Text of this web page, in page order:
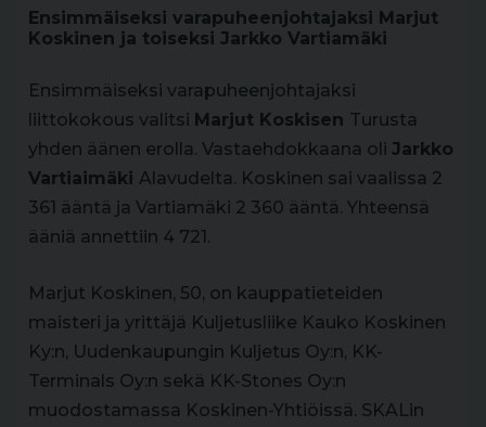
Ensimmäiseksi varapuheenjohtajaksi Marjut
Koskinen ja toiseksi Jarkko Vartiamäki
Ensimmäiseksi varapuheenjohtajaksi
liittokokous valitsi Marjut Koskisen Turusta
yhden äänen erolla. Vastaehdokkaana oli Jarkko
Vartiaimäki Alavudelta. Koskinen sai vaalissa 2
361 ääntä ja Vartiamäki 2 360 ääntä. Yhteensä
ääniä annettiin 4 721.
Marjut Koskinen, 50, on kauppatieteiden
maisteri ja yrittäjä Kuljetusliike Kauko Koskinen
Ky:n, Uudenkaupungin Kuljetus Oy:n, KK-
Terminals Oy:n sekä KK-Stones Oy:n
muodostamassa Koskinen-Yhtiöissä. SKALin